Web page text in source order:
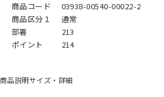
商品コード
03938-00540-00022-2
商品区分１
通常
部署
213
ポイント
214
商品説明サイズ・詳細